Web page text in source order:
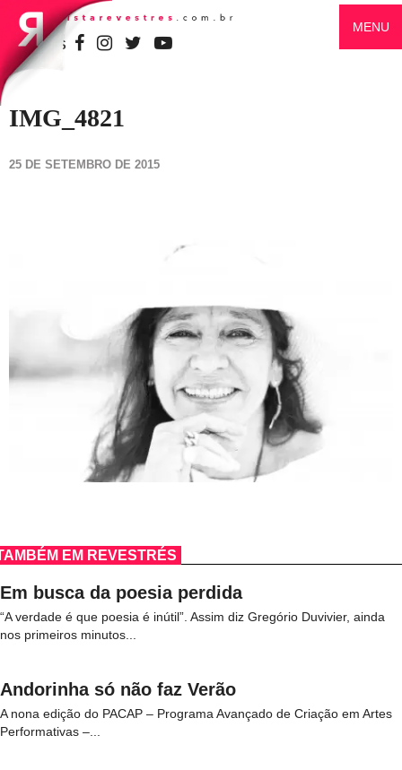
SIGA-NOS
MENU
IMG_4821
25 DE SETEMBRO DE 2015
EM REVESTRÉS
Em busca da poesia perdida
“A verdade é que poesia é inútil”. Assim diz Gregório Duvivier, ainda
nos primeiros minutos...
Andorinha só não faz Verão
A nona edição do PACAP – Programa Avançado de Criação em Artes
Performativas –...